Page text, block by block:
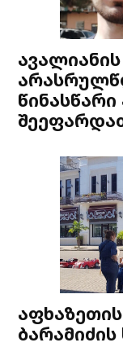
ბარამიძის